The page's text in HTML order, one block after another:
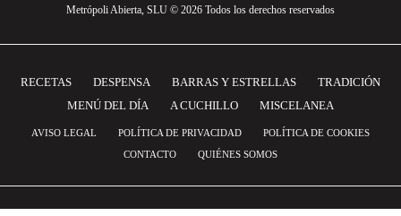
Metrópoli Abierta, SLU © 2026 Todos los derechos reservados
RECETAS DESPENSA BARRAS Y ESTRELLAS
TRADICIÓN
MENÚ DEL DÍA
A CUCHILLO MISCELANEA
AVISO LEGAL POLÍTICA DE PRIVACIDAD
POLÍTICA DE COOKIES
CONTACTO
QUIÉNES SOMOS